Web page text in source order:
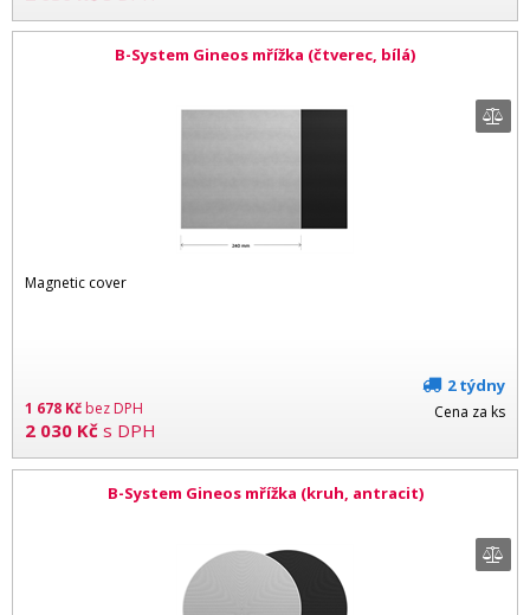
B-System Gineos mřížka (čtverec, bílá)
Magnetic cover
1 678 Kčbez DPH
2 030 Kč s DPH
2 týdny
Cena za ks
B-System Gineos mřížka (kruh, antracit)